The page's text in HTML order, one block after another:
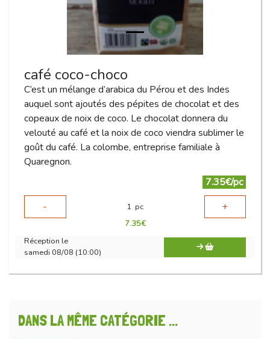
café coco-choco
C’est un mélange d’arabica du Pérou et des Indes
auquel sont ajoutés des pépites de chocolat et des
copeaux de noix de coco. Le chocolat donnera du
velouté au café et la noix de coco viendra sublimer le
goût du café. La colombe, entreprise familiale à
Quaregnon.
7.35€/pc
-
1 pc +
7.35€
Réception le
samedi 08/08 (10:00)
DANS LA MÊME CATÉGORIE ...